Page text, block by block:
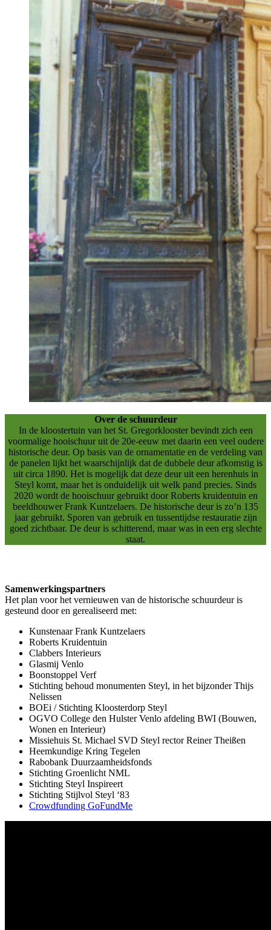
Over de schuurdeur
In de kloostertuin van het St. Gregorklooster bevindt zich een
voormalige hooischuur uit de 20e-eeuw met daarin een veel oudere
historische deur. Op basis van de ornamentatie en de verdeling van
de panelen lijkt het waarschijnlijk dat de dubbele deur afkomstig is
uit circa 1890. Het is mogelijk dat deze deur uit een herenhuis in
Steyl komt, maar het is onduidelijk uit welk pand precies. Sinds
2020 wordt de hooischuur gebruikt door Roberts kruidentuin en
beeldhouwer Frank Kuntzelaers. De historische deur is zo’n 135
jaar gebruikt. Sporen van gebruik en tussentijdse restauratie zijn
goed zichtbaar. De deur is schitterend, maar was in een erg slechte
staat.
Samenwerkingspartners
Het plan voor het vernieuwen van de historische schuurdeur is
gesteund door en gerealiseerd met:
Kunstenaar Frank Kuntzelaers
Roberts Kruidentuin
Clabbers Interieurs
Glasmij Venlo
Boonstoppel Verf
Stichting behoud monumenten Steyl, in het bijzonder Thijs
Nelissen
BOEi / Stichting Kloosterdorp Steyl
OGVO College den Hulster Venlo afdeling BWI (Bouwen,
Wonen en Interieur)
Missiehuis St. Michael SVD Steyl rector Reiner Theißen
Heemkundige Kring Tegelen
Rabobank Duurzaamheidsfonds
Stichting Groenlicht NML
Stichting Steyl Inspireert
Stichting Stijlvol Steyl ‘83
Crowdfunding GoFundMe